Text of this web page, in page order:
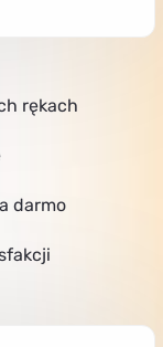
rękach
darmo